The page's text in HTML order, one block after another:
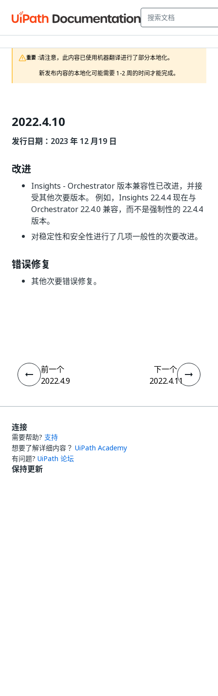
重要 :请注意，此内容已使用机器翻译进行了部分本地化。
新发布内容的本地化可能需要 1-2 周的时间才能完成。
2022.4.10
发行日期：2023 年 12 月19 日
改进
Insights - Orchestrator 版本兼容性已改进，并接
受其他次要版本。 例如，Insights 22.4.4 现在与
Orchestrator 22.4.0 兼容，而不是强制性的 22.4.4
版本。
对稳定性和安全性进行了几项一般性的次要改进。
错误修复
其他次要错误修复。
前一个
2022.4.9
下一个
2022.4.11
连接
需要帮助? 支持
想要了解详细内容？ UiPath Academy
有问题? UiPath 论坛
保持更新